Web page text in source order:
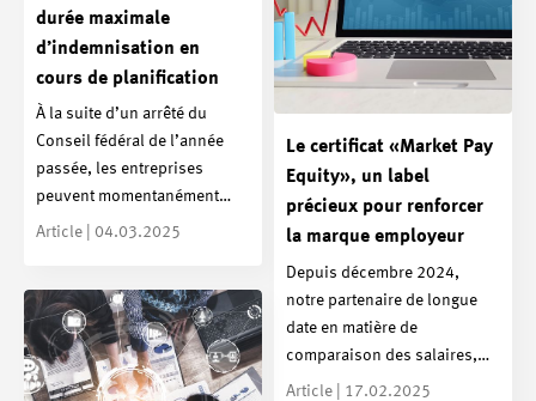
durée maximale
d’indemnisation en
cours de planification
À la suite d’un arrêté du
Conseil fédéral de l’année
passée, les entreprises
peuvent momentanément…
Article | 04.03.2025
Le certificat «Market Pay
Equity», un label
précieux pour renforcer
la marque employeur
Depuis décembre 2024,
notre partenaire de longue
date en matière de
comparaison des salaires,…
Article | 17.02.2025